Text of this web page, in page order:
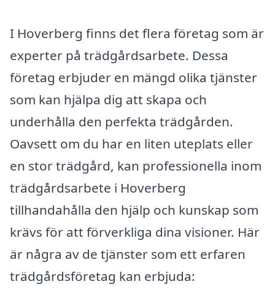
I Hoverberg finns det flera företag som är
experter på trädgårdsarbete. Dessa
företag erbjuder en mängd olika tjänster
som kan hjälpa dig att skapa och
underhålla den perfekta trädgården.
Oavsett om du har en liten uteplats eller
en stor trädgård, kan professionella inom
trädgårdsarbete i Hoverberg
tillhandahålla den hjälp och kunskap som
krävs för att förverkliga dina visioner. Här
är några av de tjänster som ett erfaren
trädgårdsföretag kan erbjuda: